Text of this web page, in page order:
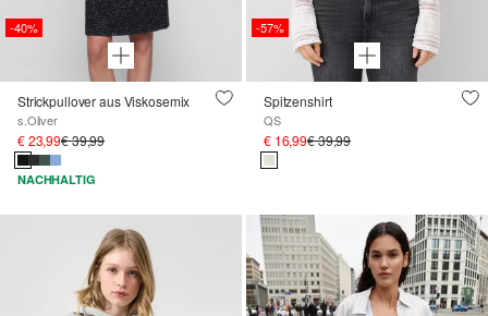
-40%
Strickpullover aus Viskosemix
s.Oliver
€ 23,99€ 39,99
NACHHALTIG
-57%
Spitzenshirt
QS
€ 16,99€ 39,99